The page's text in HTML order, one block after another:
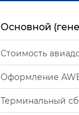
Основной
Стоимость
Оформление
Терминальный